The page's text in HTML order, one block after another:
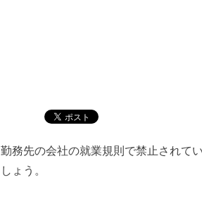
勤務先の会社の就業規則で禁止されて
しょう。